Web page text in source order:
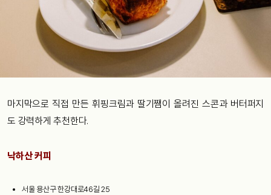
마지막으로 직접 만든 휘핑크림과 딸기쨈이 올려진 스콘과 버터퍼지
도 강력하게 추천한다.
낙하산 커피
서울 용산구 한강대로46길 25